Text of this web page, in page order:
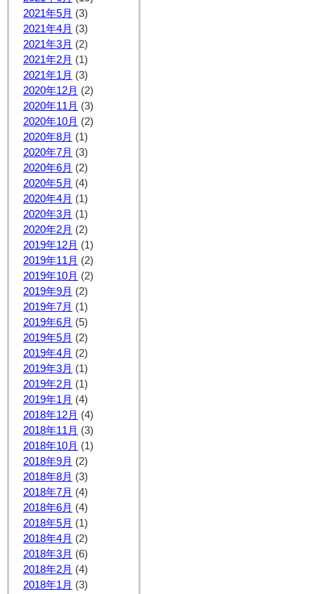
2021年5月 (3)
2021年4月 (3)
2021年3月 (2)
2021年2月 (1)
2021年1月 (3)
2020年12月 (2)
2020年11月 (3)
2020年10月 (2)
2020年8月 (1)
2020年7月 (3)
2020年6月 (2)
2020年5月 (4)
2020年4月 (1)
2020年3月 (1)
2020年2月 (2)
2019年12月 (1)
2019年11月 (2)
2019年10月 (2)
2019年9月 (2)
2019年7月 (1)
2019年6月 (5)
2019年5月 (2)
2019年4月 (2)
2019年3月 (1)
2019年2月 (1)
2019年1月 (4)
2018年12月 (4)
2018年11月 (3)
2018年10月 (1)
2018年9月 (2)
2018年8月 (3)
2018年7月 (4)
2018年6月 (4)
2018年5月 (1)
2018年4月 (2)
2018年3月 (6)
2018年2月 (4)
2018年1月 (3)